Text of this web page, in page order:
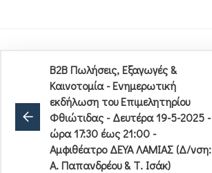
Β2Β Πωλήσεις, Εξαγωγές &
Καινοτομία - Ενημερωτική
εκδήλωση του Επιμελητηρίου
Φθιώτιδας - Δευτέρα 19-5-2025 -
ώρα 17:30 έως 21:00 -
Αμφιθέατρο ΔΕΥΑ ΛΑΜΙΑΣ (Δ/νση:
Α. Παπανδρέου & Τ. Ισάκ)